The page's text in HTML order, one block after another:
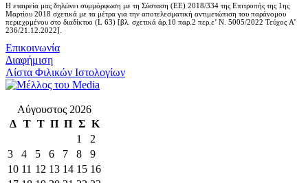
Η εταιρεία μας δηλώνει συμμόρφωση με τη Σύσταση (ΕΕ) 2018/334 της Επιτροπής της 1ης
Μαρτίου 2018 σχετικά με τα μέτρα για την αποτελεσματική αντιμετώπιση του παράνομου
περιεχομένου στο διαδίκτυο (L 63) [βλ. σχετικά άρ.10 παρ.2 περ.ε’ Ν. 5005/2022 Τεύχος A’
236/21.12.2022].
Επικοινωνία
Διαφήμιση
Λίστα Φιλικών Ιστολογίων
Αύγουστος 2026
Δ Τ Τ Π Π Σ Κ
1
2
3
4 5 6 7 8
9
10 11 12 13 14 15 16